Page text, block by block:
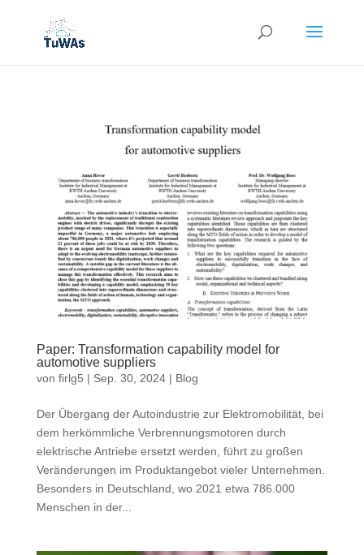
Paper: Transformation capability model for
automotive suppliers
von firlg5 | Sep. 30, 2024| Blog
Der Übergang der Autoindustrie zur Elektromobilität, bei
dem herkömmliche Verbrennungsmotoren durch
elektrische Antriebe ersetzt werden, führt zu großen
Veränderungen im Produktangebot vieler Unternehmen.
Besonders in Deutschland, wo 2021 etwa 786.000
Menschen in der...